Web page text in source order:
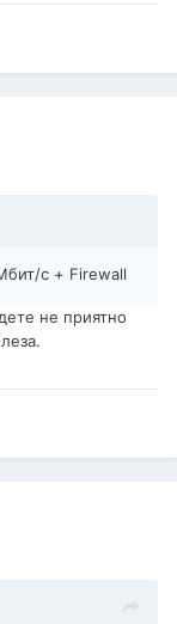
с + Firewall
не приятно